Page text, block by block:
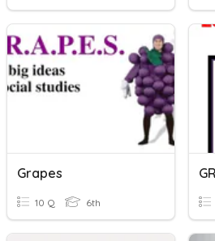
Grapes
10 Q 6th